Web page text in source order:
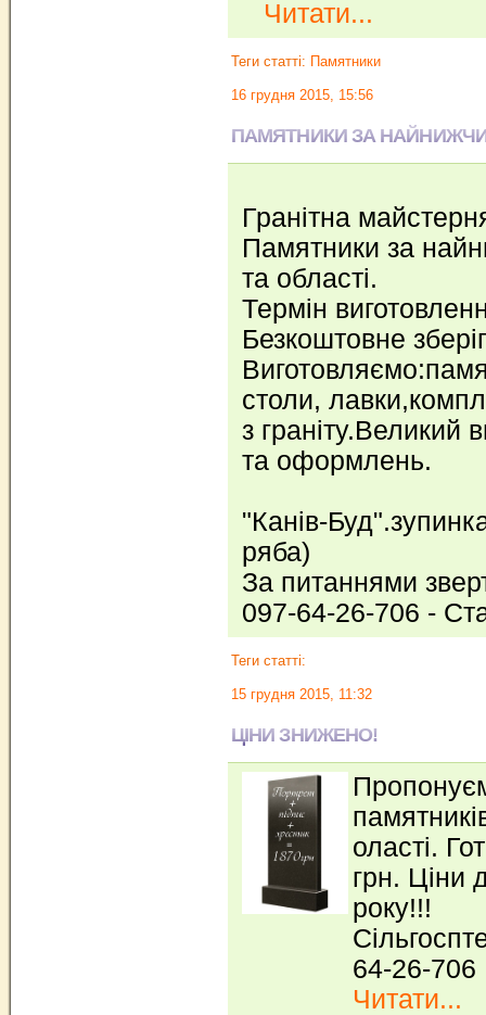
Читати...
Теги статті: Памятники
16 грудня 2015, 15:56
ПАМЯТНИКИ ЗА
Гранітна
Памятники за
та області.
Термін
Безкоштовне
столи,
з граніту.Великий
та оформлень.
"Канів-
ряба)
За питаннями
097-64-26-706 -
Теги статті:
15 грудня 2015, 11:32
ЦІНИ ЗНИЖЕНО!
оласті.
грн. Ціни
року!!!
64-26-706
Читати...